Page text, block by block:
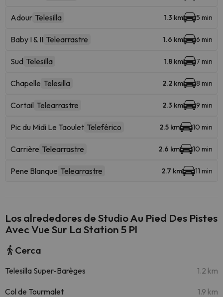
Adour Telesilla 1.3 km 5 min
Baby I & II Telearrastre 1.6 km 6 min
Sud Telesilla 1.8 km 7 min
Chapelle Telesilla 2.2 km 8 min
Cortail Telearrastre 2.3 km 9 min
Pic du Midi Le Taoulet Teleférico 2.5 km 10 min
Carrière Telearrastre 2.6 km 10 min
Pene Blanque Telearrastre 2.7 km 11 min
Los alrededores de Studio Au Pied Des Pistes
Avec Vue Sur La Station 5 Pl
Cerca
Telesilla Super-Barèges 1.2 km
Col de Tourmalet 1.9 km